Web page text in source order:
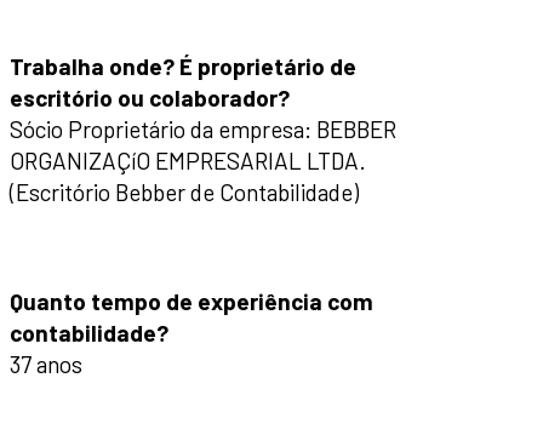
Trabalha onde? É proprietário de
escritório ou colaborador?
Sócio Proprietário da empresa: BEBBER
ORGANIZAÇíO EMPRESARIAL LTDA.
(Escritório Bebber de Contabilidade)
Quanto tempo de experiência com
contabilidade?
37 anos